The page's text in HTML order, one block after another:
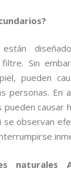
están
Sin
pueden
personas. En
pueden causar
se observan
naturales